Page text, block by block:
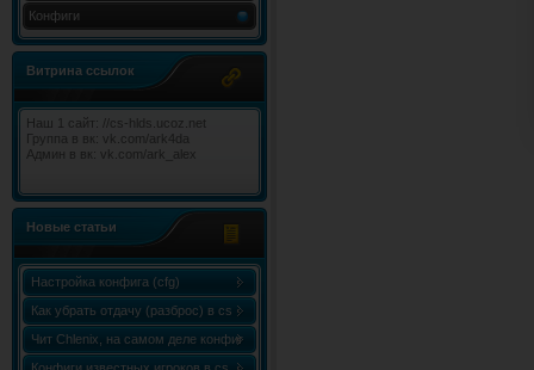
Конфиги
Витрина ссылок
Наш 1 сайт: //cs-hlds.ucoz.net
Группа в вк: vk.com/ark4da
Админ в вк: vk.com/ark_alex
Новые статьи
Настройка конфига (cfg)
Как убрать отдачу (разброс) в cs
1.6
Чит Chlenix, на самом деле конфиг
Chlenix.cfg, для knife!